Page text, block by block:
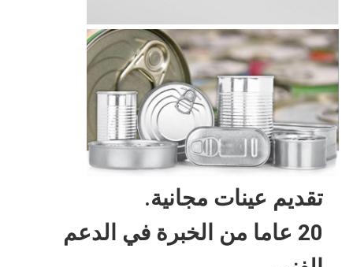
تقديم عينات مجانية.
20 عاما من الخبرة في الدعم